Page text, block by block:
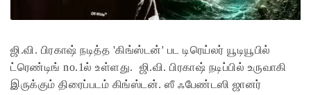
ஜி.வி. பிரகாஷ் நடித்த 'கிங்ஸ்டன்' பட டிரெய்லர் யூடியூபில்
ட்ரெண்டிங் no.1ல் உள்ளது.
ஜி.வி. பிரகாஷ் நடிப்பில் உருவாகி
இருக்கும் திரைப்படம் கிங்ஸ்டன். ஸீ ஃபேண்டஸி ஜானர்